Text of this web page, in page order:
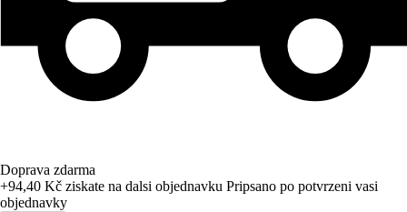
Doprava zdarma
+94,40 Kč ziskate na dalsi objednavku Pripsano po potvrzeni vasi
objednavky